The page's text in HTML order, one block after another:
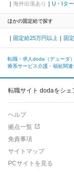
海外出張あり
U・Iタ
ほかの固定給で探す
固定給25万円以上 固
転職・求人doda（デューダ
療系サービス介護・福祉関連
転職サイト dodaをシェ
ヘルプ
拠点一覧
免責事項
サイトマップ
PCサイトを見る